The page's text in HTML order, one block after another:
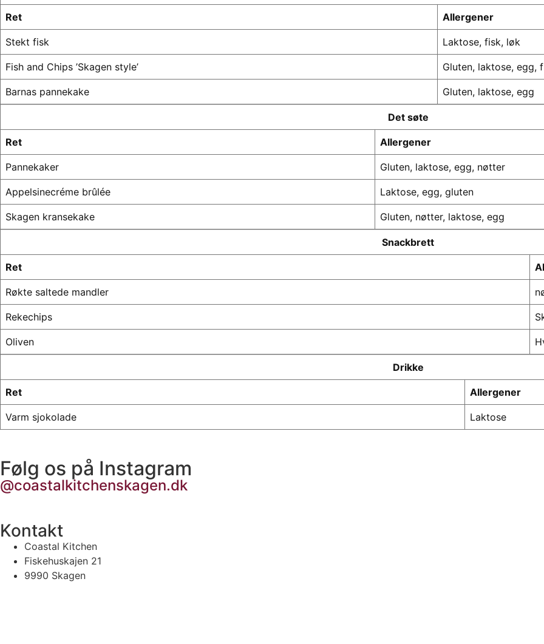
Ret Allergener
Stekt fisk Laktose, fisk, løk
Fish and Chips ’Skagen style’ Gluten, laktose, egg,
Barnas pannekake Gluten, laktose, egg
Det søte
Ret Allergener
Pannekaker Gluten, laktose, egg, nøtter
Appelsinecréme brûlée Laktose, egg, gluten
Skagen kransekake Gluten, nøtter, laktose, egg
Snackbrett
Ret
Røkte saltede mandler
Rekechips
Oliven
Drikke
Ret Allergener
Varm sjokolade Laktose
Følg os på Instagram
@coastalkitchenskagen.dk
Kontakt
Coastal Kitchen
Fiskehuskajen 21
9990 Skagen